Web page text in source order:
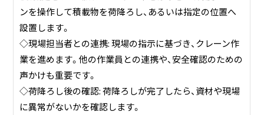
ンを操作して積載物を荷降ろし、あるいは指定の位置へ
設置します。
◇現場担当者との連携: 現場の指示に基づき、クレーン作
業を進めます。他の作業員との連携や、安全確認のための
声かけも重要です。
◇荷降ろし後の確認: 荷降ろしが完了したら、資材や現場
に異常がないかを確認します。